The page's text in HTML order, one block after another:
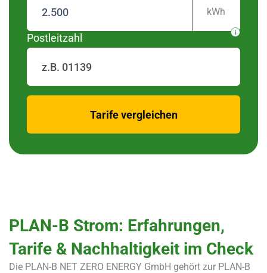
kWh
Postleitzahl
Tarife vergleichen
PLAN-B Strom: Erfahrungen,
Tarife & Nachhaltigkeit im Check
Die PLAN-B NET ZERO ENERGY GmbH gehört zur PLAN-B